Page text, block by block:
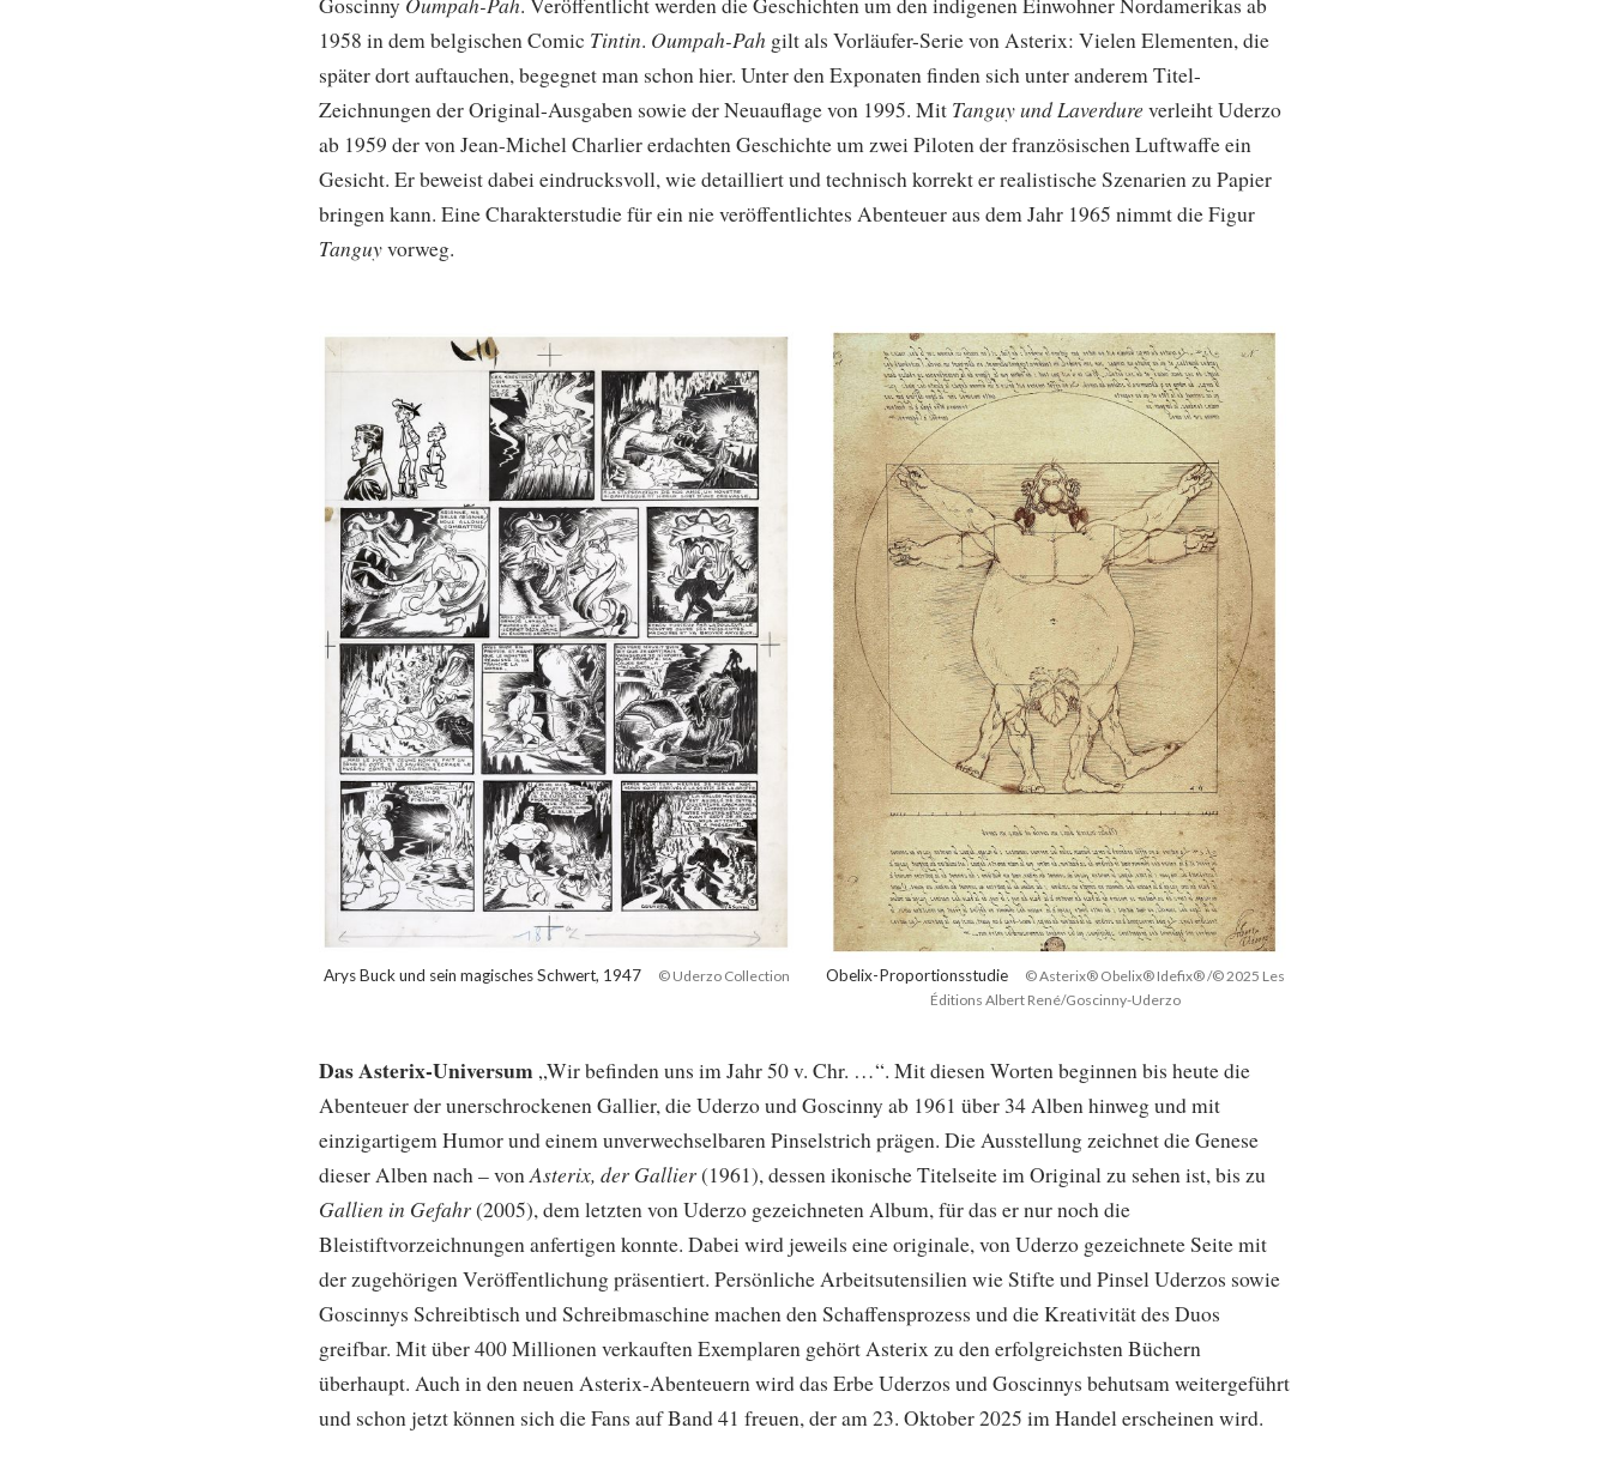
Goscinny
. Veröffentlicht werden die Geschichten um den indigenen Einwohner Nordamerikas ab
1958 in dem belgischen Comic Tintin. Oumpah-Pah gilt als Vorläufer-Serie von Asterix: Vielen Elementen, die
später dort auftauchen, begegnet man schon hier. Unter den Exponaten finden sich unter anderem Titel-
Zeichnungen der Original-Ausgaben sowie der Neuauflage von 1995. Mit Tanguy und Laverdure verleiht Uderzo
ab 1959 der von Jean-Michel Charlier erdachten Geschichte um zwei Piloten der französischen Luftwaffe ein
Gesicht. Er beweist dabei eindrucksvoll, wie detailliert und technisch korrekt er realistische Szenarien zu Papier
bringen kann. Eine Charakterstudie für ein nie veröffentlichtes Abenteuer aus dem Jahr 1965 nimmt die Figur
Tanguyvorweg.
Arys Buck und sein magisches Schwert, 1947 © Uderzo Collection Obelix-Proportionsstudie
© Asterix® Obelix® Idefix® /© 2025 Les
Éditions Albert René/Goscinny-Uderzo
Das Asterix-Universum „Wir befinden uns im Jahr 50 v. Chr. …“. Mit diesen Worten beginnen bis heute die
Abenteuer der unerschrockenen Gallier, die Uderzo und Goscinny ab 1961 über 34 Alben hinweg und mit
einzigartigem Humor und einem unverwechselbaren Pinselstrich prägen. Die Ausstellung zeichnet die Genese
dieser Alben nach – vonAsterix, der Gallier(1961), dessen ikonische Titelseite im Original zu sehen ist, bis zu
Gallien in Gefahr(2005), dem letzten von Uderzo gezeichneten Album, für das er nur noch die
Bleistiftvorzeichnungen anfertigen konnte. Dabei wird jeweils eine originale, von Uderzo gezeichnete Seite mit
der zugehörigen Veröffentlichung präsentiert. Persönliche Arbeitsutensilien wie Stifte und Pinsel Uderzos sowie
Goscinnys Schreibtisch und Schreibmaschine machen den Schaffensprozess und die Kreativität des Duos
greifbar. Mit über 400 Millionen verkauften Exemplaren gehört Asterix zu den erfolgreichsten Büchern
überhaupt. Auch in den neuen Asterix-Abenteuern wird das Erbe Uderzos und Goscinnys behutsam weitergeführt
und schon jetzt können sich die Fans auf Band 41 freuen, der am 23. Oktober 2025 im Handel erscheinen wird.